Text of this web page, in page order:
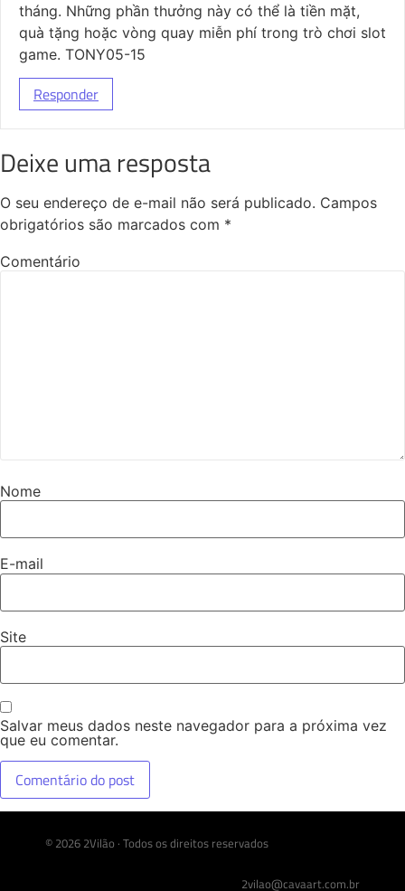
tháng. Những phần thưởng này có thể là tiền mặt,
quà tặng hoặc vòng quay miễn phí trong trò chơi slot
game. TONY05-15
Responder
Deixe uma resposta
O seu endereço de e-mail não será publicado. Campos
obrigatórios são marcados com *
Comentário
Nome
E-mail
Site
Salvar meus dados neste navegador para a próxima vez
que eu comentar.
© 2026 2Vilão · Todos os direitos reservados
2vilao@cavaart.com.br